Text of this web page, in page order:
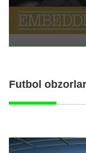
Futbol obzorlar